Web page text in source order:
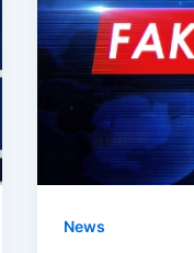
News